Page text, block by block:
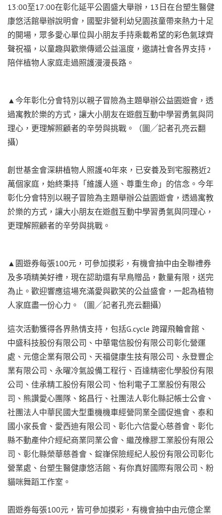
13:00至17:00在彰化延平公園盛大舉辦，13日在台塑生醫健
康悠活館舉辦說明會，國聖非營利幼兒園孩童帶來熱力十足
的開場，眾多愛心單位與小朋友手持乘載希望的彩色氣球齊
聲祝福，以童趣與歡樂傳遞公益溫度，邀請社會各界支持，
陪伴植物人家庭走過照護漫漫長路。
▲今年彰化分會特別以親子冒險為主題舉辦公益園遊會，透
過寓教於樂的方式，讓大小朋友在遊戲互動中學習勇氣與同
理心，更理解照顧者的辛勞與挑戰。（圖╱記者孔亮云翻
攝）
創世基金會深耕植物人照護40年來，已安養及到宅服務近2
萬個家庭，始終秉持「維護人道、尊重生命」的信念。今年
彰化分會特別以親子冒險為主題舉辦公益園遊會，透過寓教
於樂的方式，讓大小朋友在遊戲互動中學習勇氣與同理心，
更理解照顧者的辛勞與挑戰。
▲園遊券每張100元，可參加摸彩，有機會抽中由全聯禮券
及多項精美好禮，現在認助還有早鳥贈品，數量有限，送完
為止。歡迎響應這場充滿愛與歡笑的公益盛會，一起為植物
人家庭盡一份心力。（圖╱記者孔亮云翻攝）
這次活動獲得各界熱情支持，包括G.cycle 跨躍飛輪會館、
中盛科技股份有限公司、中華電信股份有限公司彰化營運
處、元億企業有限公司、天福健康生技有限公司、永登豐企
業有限公司、永曜冷氣設備工程行、百達精密化學股份有限
公司、佳承精工股份有限公司、怡利電子工業股份有限公
司、熊讚愛心團隊、銘昌行、社團法人彰化縣記帳士公會、
社團法人中華民國大型重機機車經營同業全國促進會、泰和
國小家長會、愛西迪有限公司、彰化六信愛心慈善會、彰化
縣不動產仲介經紀商業同業公會、繼茂橡膠工業股份有限公
司、彰化縣榮華慈善會、錠嵂保險經紀人股份有限公司彰化
營業處、台塑生醫健康悠活館、有你真好國際有限公司、粉
貓咪舞蹈工作室。
園遊券每張100元，皆可參加摸彩，有機會抽中由元億企業